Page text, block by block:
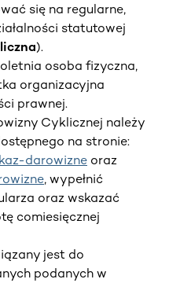
się na regularne,
statutowej
).
osoba fizyczna,
organizacyjna
prawnej.
Cyklicznej należy
na stronie:
darowizne oraz
, wypełnić
oraz wskazać
comiesięcznej
jest do
podanych w